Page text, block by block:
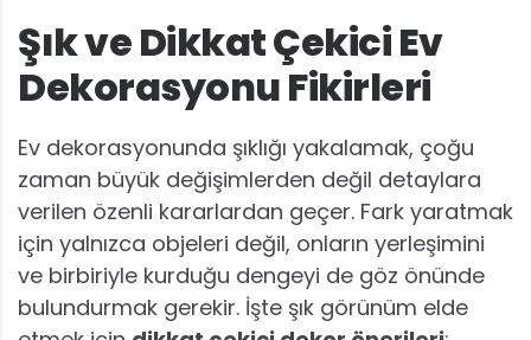
Şık ve Dikkat Çekici Ev
Dekorasyonu Fikirleri
Ev dekorasyonunda şıklığı yakalamak, çoğu
zaman büyük değişimlerden değil detaylara
verilen özenli kararlardan geçer. Fark yaratmak
için yalnızca objeleri değil, onların yerleşimini
ve birbiriyle kurduğu dengeyi de göz önünde
bulundurmak gerekir. İşte şık görünüm elde